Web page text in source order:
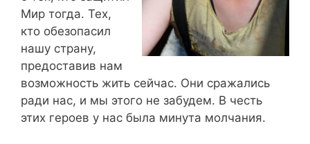
Мир тогда. Тех,
кто обезопасил
нашу страну,
предоставив нам
возможность жить сейчас. Они сражались
ради нас, и мы этого не забудем. В честь
этих героев у нас была минута молчания.